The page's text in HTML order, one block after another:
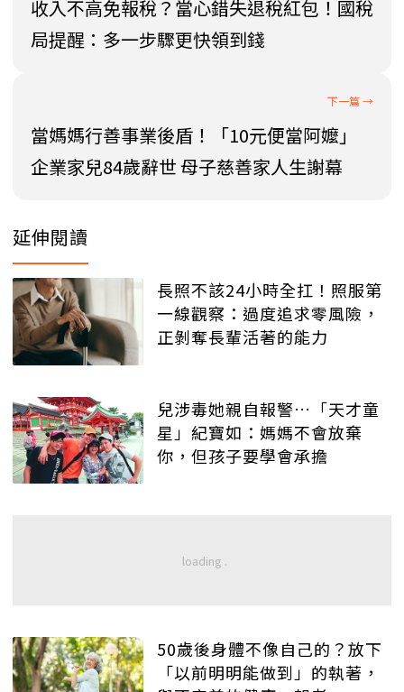
收入不高免報稅？當心錯失退稅紅包！國稅
局提醒：多一步驟更快領到錢
當媽媽行善事業後盾！「10元便當阿嬤」
企業家兒84歲辭世 母子慈善家人生謝幕
延伸閱讀
長照不該24小時全扛！照服第
一線觀察：過度追求零風險，
正剝奪長輩活著的能力
兒涉毒她親自報警…「天才童
星」紀寶如：媽媽不會放棄
你，但孩子要學會承擔
50歲後身體不像自己的？放下
「以前明明能做到」的執著，